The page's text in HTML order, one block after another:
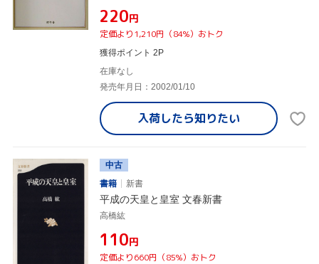
¥220円
定価より1,210円（84%）おトク
獲得ポイント 2P
在庫なし
発売年月日：2002/01/10
入荷したら知りたい
中古
書籍
新書
平成の天皇と皇室 文春新書
高橋紘
¥110円
定価より660円（85%）おトク